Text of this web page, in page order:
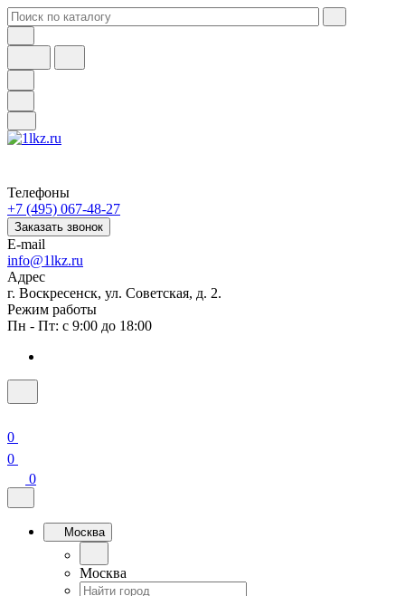
Телефоны
+7 (495) 067-48-27
Заказать звонок
E-mail
info@1lkz.ru
Адрес
г. Воскресенск, ул. Советская, д. 2.
Режим работы
Пн - Пт: с 9:00 до 18:00
0
0
0
Москва
Москва